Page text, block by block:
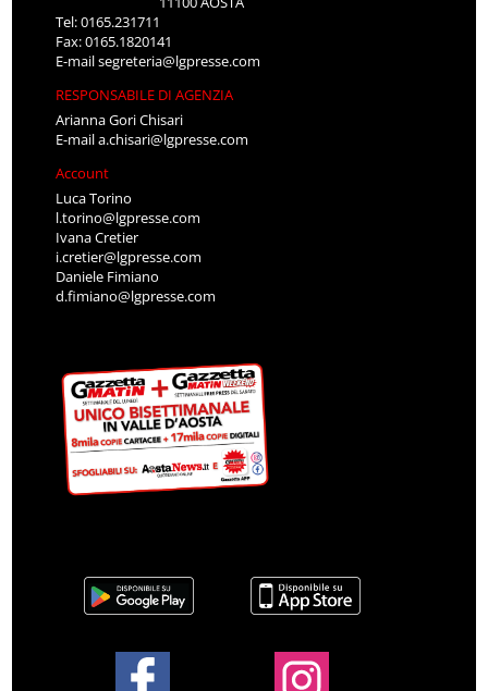
Tel: 0165.231711
Fax: 0165.1820141
E-mailsegreteria@lgpresse.com
RESPONSABILE DI AGENZIA
Arianna Gori Chisari
E-maila.chisari@lgpresse.com
Account
Luca Torino
l.torino@lgpresse.com
Ivana Cretier
i.cretier@lgpresse.com
Daniele Fimiano
d.fimiano@lgpresse.com